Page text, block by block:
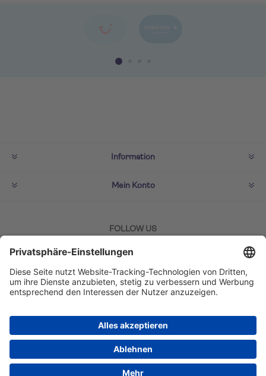
Information
Mein Konto
FOLLOW US
ZAHLMETHODEN
Copyright © 2026 TUI Lifestyle Shop. Alle Rechte